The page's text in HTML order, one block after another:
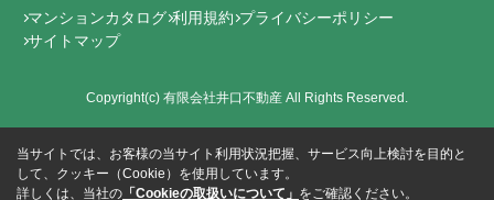
マンションカタログ 利用規約 プライバシーポリシー
サイトマップ
Copyright(c) 有限会社井口不動産 All Rights Reserved.
当サイトでは、お客様の当サイト利用状況把握、サービス向上検討を目的と
して、クッキー（Cookie）を使用しています。
詳しくは、当社の 「Cookieの取扱いについて」 をご確認ください。